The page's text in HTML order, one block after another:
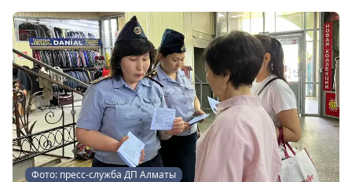
Фото: пресс-служба ДП Алматы